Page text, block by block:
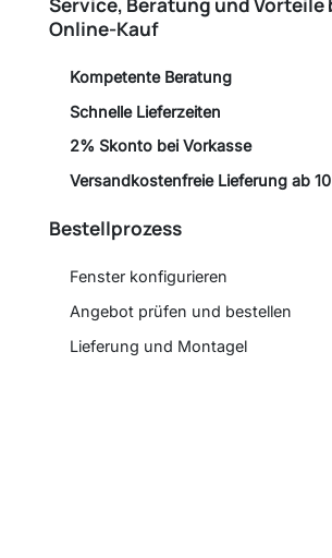
Online-Kauf
Kompetente Beratung
Schnelle Lieferzeiten
2% Skonto bei Vorkasse
Versandkostenfreie Lieferung ab
Bestellprozess
Fenster konfigurieren
Angebot prüfen und bestellen
Lieferung und Montagel